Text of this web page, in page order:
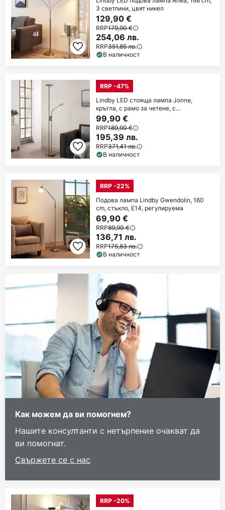
3 светлини, цвят никел
129,90 €
RRP179,90 €
254,06 лв.
RRP351,85 лв.
В наличност
RRP -47%
Lindby LED стояща лампа Jonne,
кръгла, с рамо за четене, с
регулируема яркост,
99,90 €
RRP189,90 €
195,39 лв.
RRP371,41 лв.
В наличност
RRP -22%
Подова лампа Lindby Gwendolin, 160
cm, стъкло, E14, регулируема
69,90 €
RRP89,90 €
136,71 лв.
RRP175,83 лв.
В наличност
Как можем да ви помогнем?
Нашите консултанти с нетърпение очакват да
ви помогнат.
Свържете се с нас
RRP -20%